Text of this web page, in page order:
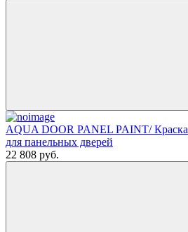
AQUA DOOR PANEL PAINT/ Краска
для панельных дверей
22 808 руб.